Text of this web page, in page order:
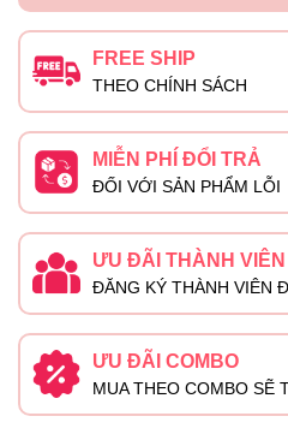
FREE SHIP
THEO CHÍNH SÁCH
MIỄN PHÍ ĐỔI TRẢ
ĐỐI VỚI SẢN PHẨM LỖI
ƯU ĐÃI THÀNH VIÊN
ĐĂNG KÝ THÀNH VIÊN
ƯU ĐÃI COMBO
MUA THEO COMBO SẼ